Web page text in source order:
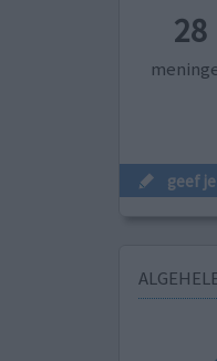
28
geef